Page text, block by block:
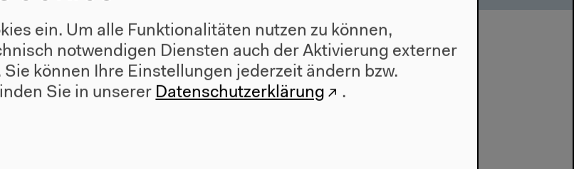
ein. Um alle Funktionalitäten nutzen zu können,
notwendigen Diensten auch der Aktivierung externer
können Ihre Einstellungen jederzeit ändern bzw.
Sie in unserer Datenschutzerklärung .